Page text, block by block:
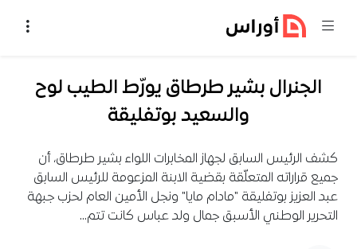
الجنرال بشير طرطاق يورّط الطيب لوح
والسعيد بوتفليقة
كشف الرئيس السابق لجهاز المخابرات اللواء بشير طرطاق، أن
جميع قراراته المتعلّقة بقضية الابنة المزعومة للرئيس السابق
عبد العزيز بوتفليقة "مادام مايا" ونجل الأمين العام لحزب جبهة
التحرير الوطني الأسبق جمال ولد عباس كانت تتم…